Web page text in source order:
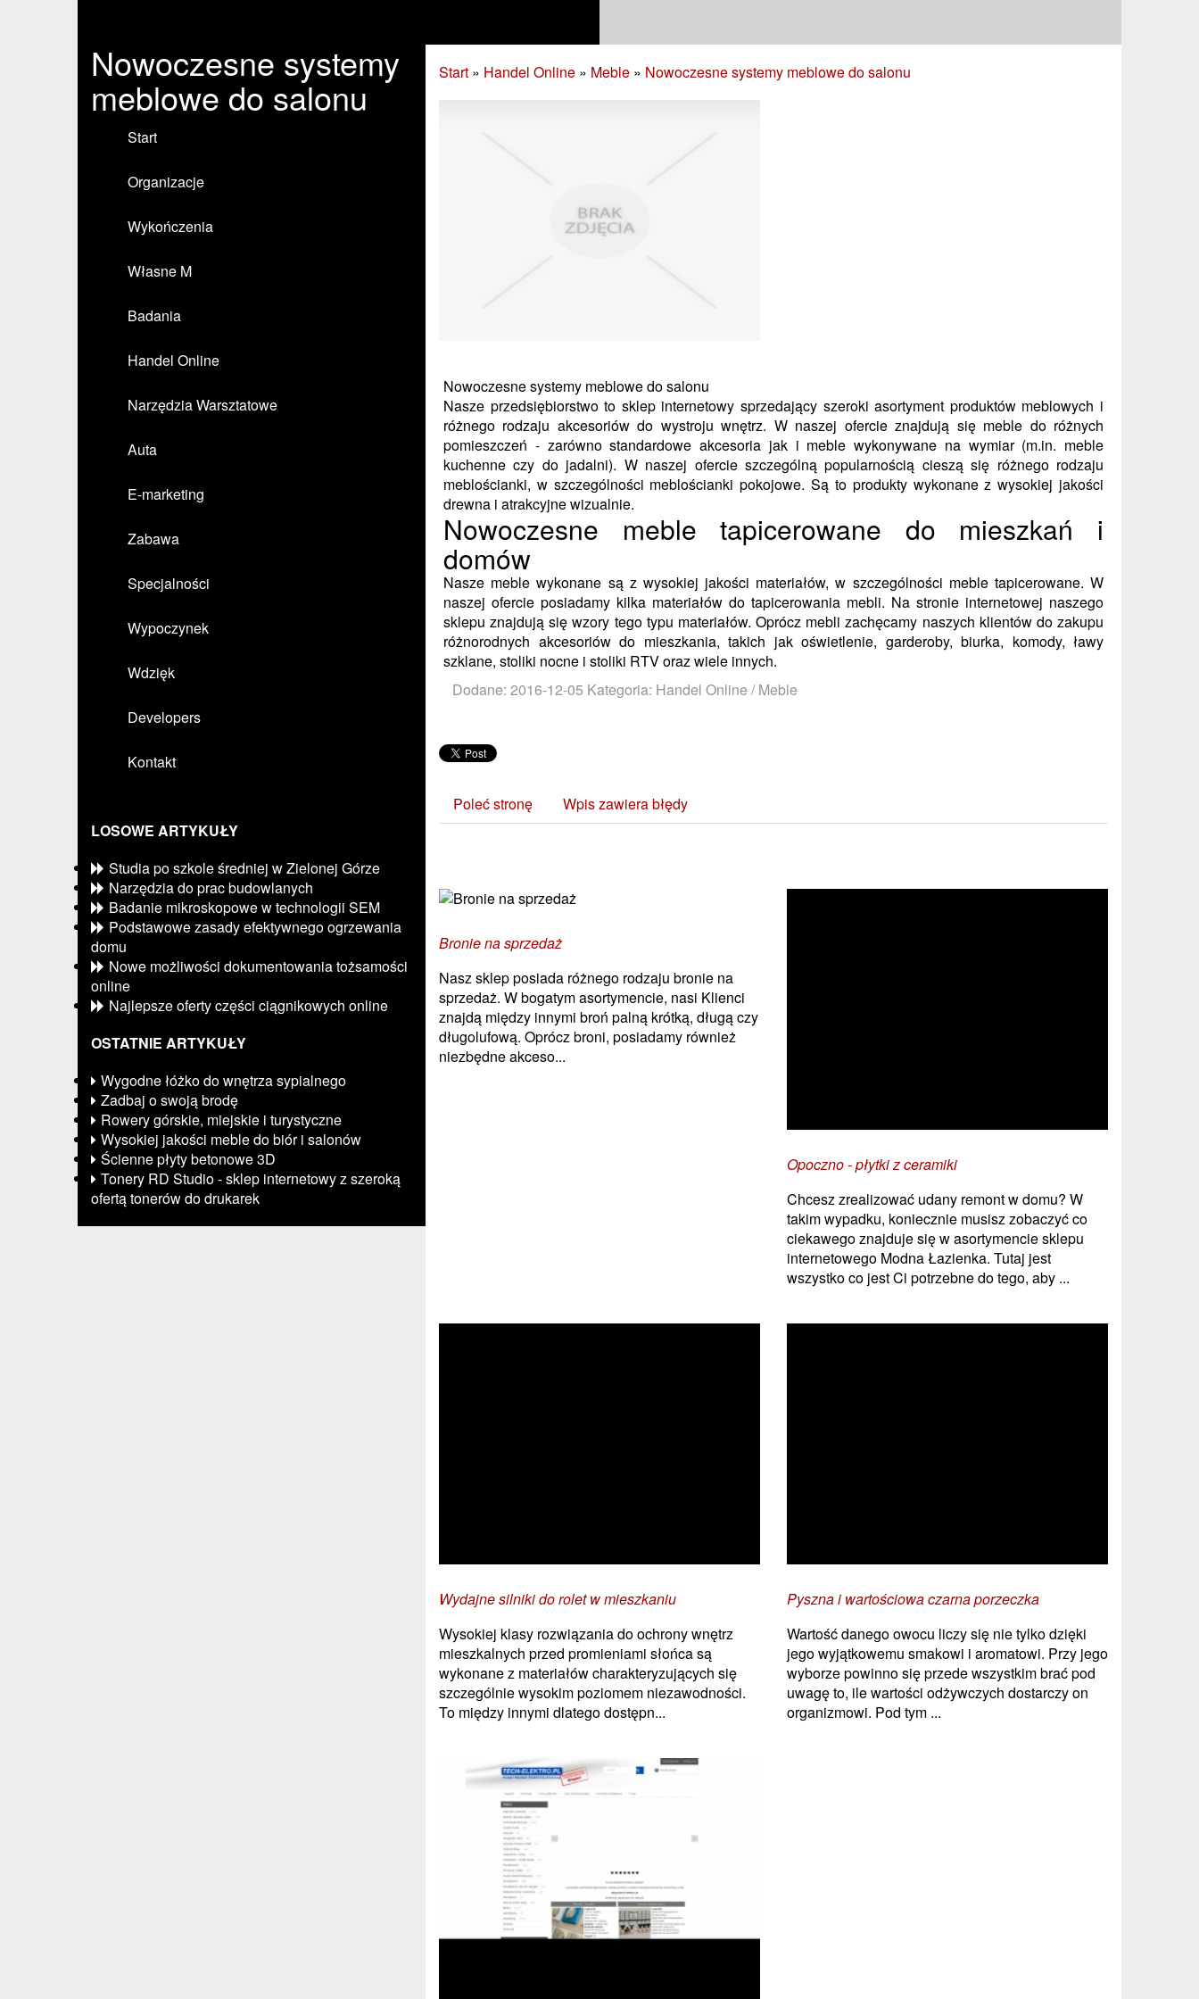
Nowoczesne systemy
meblowe do salonu
Start
Organizacje
Wykończenia
Własne M
Badania
Handel Online
Narzędzia Warsztatowe
Auta
E-marketing
Zabawa
Specjalności
Wypoczynek
Wdzięk
Developers
Kontakt
LOSOWE ARTYKUŁY
Studia po szkole średniej w Zielonej Górze
Narzędzia do prac budowlanych
Badanie mikroskopowe w technologii SEM
Podstawowe zasady efektywnego ogrzewania
domu
Nowe możliwości dokumentowania tożsamości
online
Najlepsze oferty części ciągnikowych online
OSTATNIE ARTYKUŁY
Wygodne łóżko do wnętrza sypialnego
Zadbaj o swoją brodę
Rowery górskie, miejskie i turystyczne
Wysokiej jakości meble do biór i salonów
Ścienne płyty betonowe 3D
Tonery RD Studio - sklep internetowy z szeroką
ofertą tonerów do drukarek
Start » Handel Online » Meble » Nowoczesne systemy meblowe do salonu
Nowoczesne systemy meblowe do salonu
Nasze przedsiębiorstwo to sklep internetowy sprzedający szeroki asortyment produktów meblowych i
różnego rodzaju akcesoriów do wystroju wnętrz. W naszej ofercie znajdują się meble do różnych
pomieszczeń - zarówno standardowe akcesoria jak i meble wykonywane na wymiar (m.in. meble
kuchenne czy do jadalni). W naszej ofercie szczególną popularnością cieszą się różnego rodzaju
meblościanki, w szczególności meblościanki pokojowe. Są to produkty wykonane z wysokiej jakości
drewna i atrakcyjne wizualnie.
Nowoczesne meble tapicerowane do mieszkań i
domów
Nasze meble wykonane są z wysokiej jakości materiałów, w szczególności meble tapicerowane. W
naszej ofercie posiadamy kilka materiałów do tapicerowania mebli. Na stronie internetowej naszego
sklepu znajdują się wzory tego typu materiałów. Oprócz mebli zachęcamy naszych klientów do zakupu
różnorodnych akcesoriów do mieszkania, takich jak oświetlenie, garderoby, biurka, komody, ławy
szklane, stoliki nocne i stoliki RTV oraz wiele innych.
Dodane: 2016-12-05 Kategoria: Handel Online / Meble
Poleć stronę Wpis zawiera błędy
Bronie na sprzedaż
Nasz sklep posiada różnego rodzaju bronie na
sprzedaż. W bogatym asortymencie, nasi Klienci
znajdą między innymi broń palną krótką, długą czy
długolufową. Oprócz broni, posiadamy również
niezbędne akceso...
Opoczno - płytki z ceramiki
Chcesz zrealizować udany remont w domu? W
takim wypadku, koniecznie musisz zobaczyć co
ciekawego znajduje się w asortymencie sklepu
internetowego Modna Łazienka. Tutaj jest
wszystko co jest Ci potrzebne do tego, aby ...
Wydajne silniki do rolet w mieszkaniu
Wysokiej klasy rozwiązania do ochrony wnętrz
mieszkalnych przed promieniami słońca są
wykonane z materiałów charakteryzujących się
szczególnie wysokim poziomem niezawodności.
To między innymi dlatego dostępn...
Pyszna i wartościowa czarna porzeczka
Wartość danego owocu liczy się nie tylko dzięki
jego wyjątkowemu smakowi i aromatowi. Przy jego
wyborze powinno się przede wszystkim brać pod
uwagę to, ile wartości odżywczych dostarczy on
organizmowi. Pod tym ...